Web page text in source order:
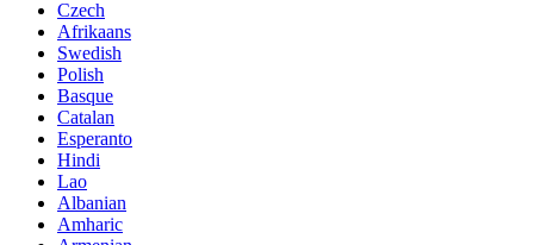
Czech
Afrikaans
Swedish
Polish
Basque
Catalan
Esperanto
Hindi
Lao
Albanian
Amharic